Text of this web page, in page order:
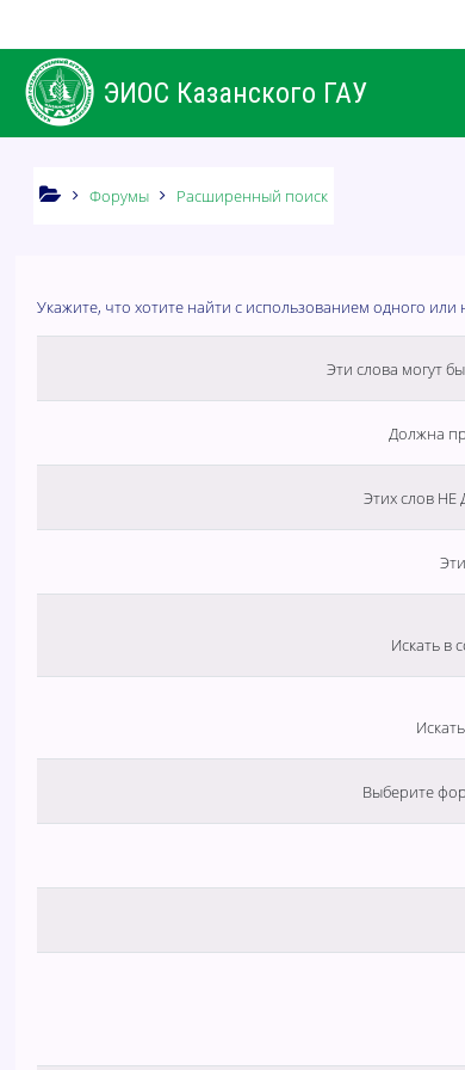
ЭИОС Казанского ГАУ
Форумы Расширенный поиск
Укажите, что хотите найти с использованием одного
Эти слова могут
Должна
Этих слов
Искать в
Выберите